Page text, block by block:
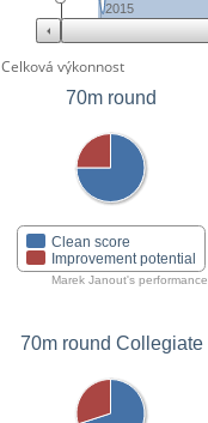
2015
Celková výkonnost
70m round
Clean score
Improvement potential
Marek Janout's performance
70m round Collegiate